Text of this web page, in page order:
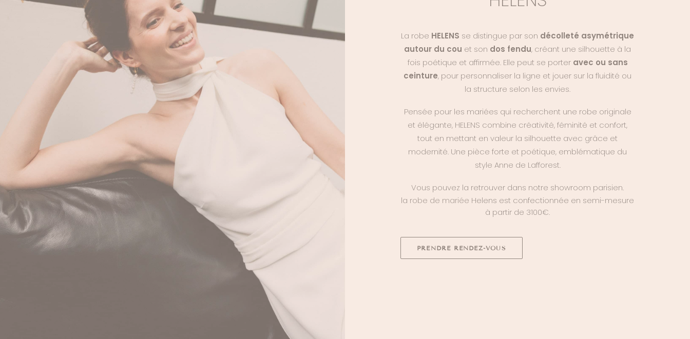
La robe HELENS se distingue par son décolleté asymétrique
autour du cou et son dos fendu, créant une silhouette à la
fois poétique et affirmée. Elle peut se porter avec ou sans
ceinture, pour personnaliser la ligne et jouer sur la fluidité ou
la structure selon les envies.
Pensée pour les mariées qui recherchent une robe originale
et élégante, HELENS combine créativité, féminité et confort,
tout en mettant en valeur la silhouette avec grâce et
modernité. Une pièce forte et poétique, emblématique du
style Anne de Lafforest.
Vous pouvez la retrouver dans notre showroom parisien.
la robe de mariée Helens est confectionnée en semi-mesure
à partir de 3100€.
PRENDRE RENDEZ-VOUS